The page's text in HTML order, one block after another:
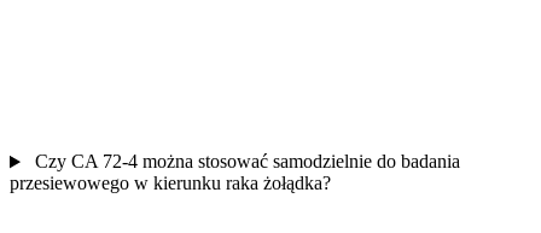
Czy CA 72-4 można stosować samodzielnie do badania
przesiewowego w kierunku raka żołądka?